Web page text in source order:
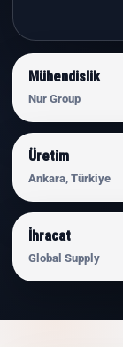
Mühendislik
Nur Group
Üretim
Ankara, Türkiye
İhracat
Global Supply